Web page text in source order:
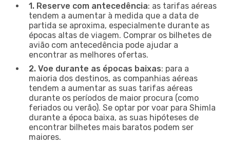
1. Reserve com antecedência: as tarifas aéreas
tendem a aumentar à medida que a data de
partida se aproxima, especialmente durante as
épocas altas de viagem. Comprar os bilhetes de
avião com antecedência pode ajudar a
encontrar as melhores ofertas.
2. Voe durante as épocas baixas: para a
maioria dos destinos, as companhias aéreas
tendem a aumentar as suas tarifas aéreas
durante os períodos de maior procura (como
feriados ou verão). Se optar por voar para Shimla
durante a época baixa, as suas hipóteses de
encontrar bilhetes mais baratos podem ser
maiores.